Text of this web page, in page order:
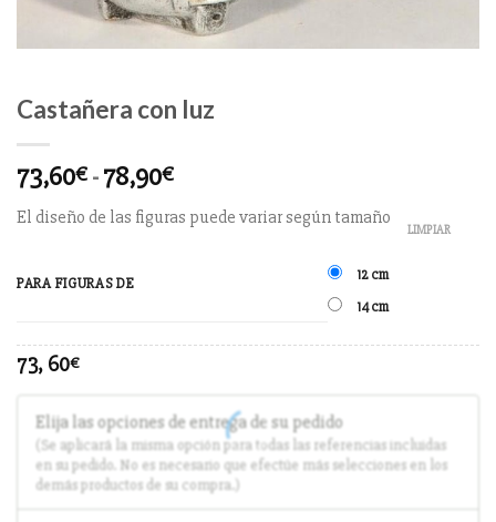
Castañera con luz
73,60€ -78,90€
El diseño de las figuras puede variar según tamaño
PARA FIGURAS DE
12 cm
14 cm
LIMPIAR
73, 60€
Elija las opciones de entrega de su pedido
(Se aplicará la misma opción para todas las referencias incluidas
en su pedido. No es necesario que efectúe más selecciones en los
demás productos de su compra.)